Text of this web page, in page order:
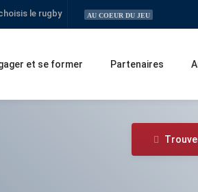
le rugby AU COEUR DU JEU
et se former Partenaires